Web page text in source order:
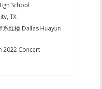
School
TX
红楼 Dallas Huayun
2022 Concert